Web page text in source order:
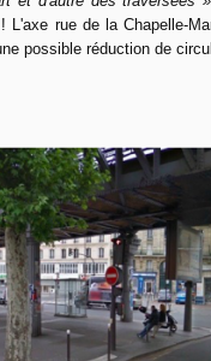
L'axe rue de la Chapelle-
possible réduction de